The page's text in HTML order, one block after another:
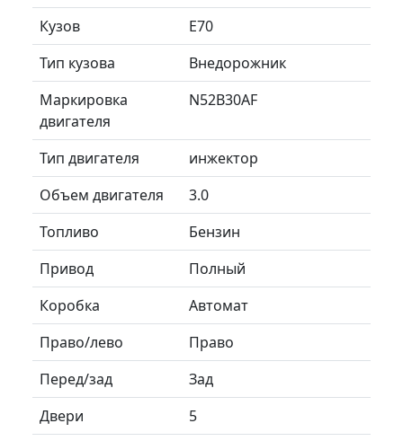
Кузов
E70
Тип кузова
Внедорожник
Маркировка
двигателя
N52B30AF
Тип двигателя
инжектор
Объем двигателя
3.0
Топливо
Бензин
Привод
Полный
Коробка
Автомат
Право/лево
Право
Перед/зад
Зад
Двери
5